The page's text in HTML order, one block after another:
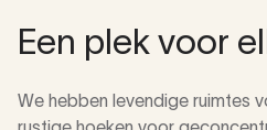
Een plek voor
We hebben levendige ruimtes